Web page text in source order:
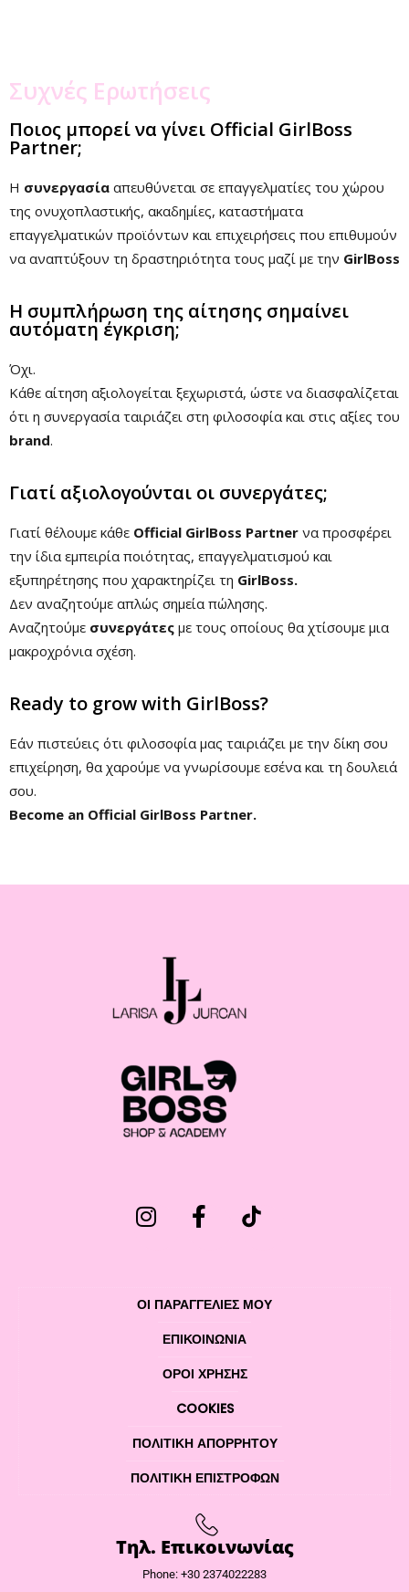
Συχνές Ερωτήσεις
Ποιος μπορεί να γίνει Official GirlBoss
Partner;
Η συνεργασία απευθύνεται σε επαγγελματίες του χώρου
της ονυχοπλαστικής, ακαδημίες, καταστήματα
επαγγελματικών προϊόντων και επιχειρήσεις που επιθυμούν
να αναπτύξουν τη δραστηριότητα τους μαζί με την GirlBoss
Η συμπλήρωση της αίτησης σημαίνει
αυτόματη έγκριση;
Όχι.
Κάθε αίτηση αξιολογείται ξεχωριστά, ώστε να διασφαλίζεται
ότι η συνεργασία ταιριάζει στη φιλοσοφία και στις αξίες του
brand.
Γιατί αξιολογούνται οι συνεργάτες;
Γιατί θέλουμε κάθε Official GirlBoss Partner να προσφέρει
την ίδια εμπειρία ποιότητας, επαγγελματισμού και
εξυπηρέτησης που χαρακτηρίζει τη GirlBoss.
Δεν αναζητούμε απλώς σημεία πώλησης.
Αναζητούμε συνεργάτες με τους οποίους θα χτίσουμε μια
μακροχρόνια σχέση.
Ready to grow with GirlBoss?
Εάν πιστεύεις ότι φιλοσοφία μας ταιριάζει με την δίκη σου
επιχείρηση, θα χαρούμε να γνωρίσουμε εσένα και τη δουλειά
σου.
Become an Official GirlBoss Partner.
ΟΙ ΠΑΡΑΓΓΕΛΙΕΣ ΜΟΥ
ΕΠΙΚΟΙΝΩΝΊΑ
ΌΡΟΙ ΧΡΉΣΗΣ
COOKIES
ΠΟΛΙΤΙΚΉ ΑΠΟΡΡΉΤΟΥ
ΠΟΛΙΤΙΚΉ ΕΠΙΣΤΡΟΦΏΝ
Τηλ. Επικοινωνίας
Phone: +30 2374022283